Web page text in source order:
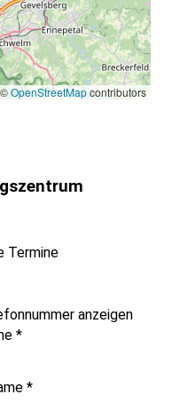
OpenStreetMapcontributors
Termine
anzeigen
*
*